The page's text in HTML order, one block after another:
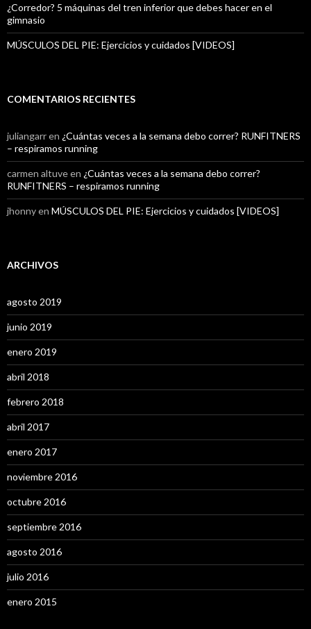
¿Corredor? 5 máquinas del tren inferior que debes hacer en el
gimnasio
MÚSCULOS DEL PIE: Ejercicios y cuidados [VIDEOS]
COMENTARIOS RECIENTES
juliangarren ¿Cuántas veces a la semana debo correr? RUNFITNERS
– respiramos running
carmen altuveen ¿Cuántas veces a la semana debo correr?
RUNFITNERS – respiramos running
jhonnyen MÚSCULOS DEL PIE: Ejercicios y cuidados [VIDEOS]
ARCHIVOS
agosto 2019
junio 2019
enero 2019
abril 2018
febrero 2018
abril 2017
enero 2017
noviembre 2016
octubre 2016
septiembre 2016
agosto 2016
julio 2016
enero 2015